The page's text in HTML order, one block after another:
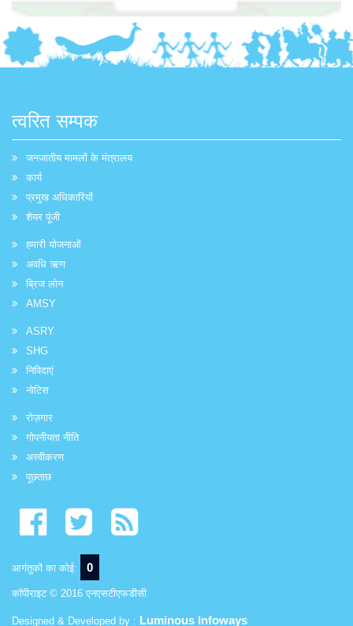
त्वरित सम्पक
जनजातीय मामलों के मंत्रालय
कार्य
प्रमुख अधिकारियों
शेयर पूंजी
हमारी योजनाओं
अवधि ऋण
ब्रिज लोन
AMSY
ASRY
SHG
निविदाएं
नोटिस
रोज़गार
गोपनीयता नीति
अस्वीकरण
पूछताछ
आगंतुकों का कोई: 0
कॉपीराइट © 2016 एनएसटीएफडीसी
Designed & Developed by : Luminous Infoways